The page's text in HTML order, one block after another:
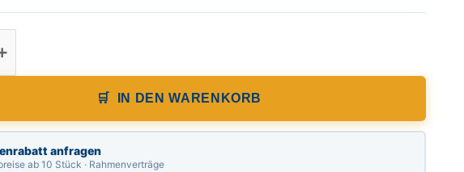
/Flachwinkel/nichtrostender Stahl/ Länge
IN DEN WARENKORB
anfragen
ab 10 Stück · Rahmenverträge